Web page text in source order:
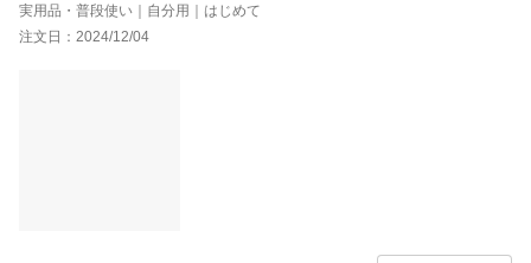
実用品・普段使い｜自分用｜はじめて
注文日：2024/12/04